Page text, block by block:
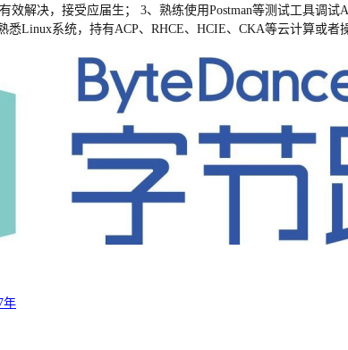
效解决，接受应届生； 3、熟练使用Postman等测试工具调
悉Linux系统，持有ACP、RHCE、HCIE、CKA等云计算或
年